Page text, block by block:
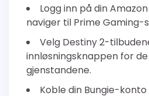
Logg inn på din
naviger til Prime Gaming-
Velg Destiny 2-
innløsningsknappen for
gjenstandene.
Koble din Bungie-